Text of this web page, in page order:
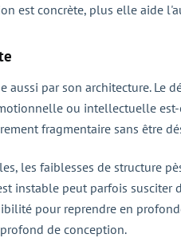
est concrète, plus elle aide
aussi par son architecture.
ou intellectuelle
fragmentaire sans être
les faiblesses de structure
instable peut parfois susciter
pour reprendre en
de conception.